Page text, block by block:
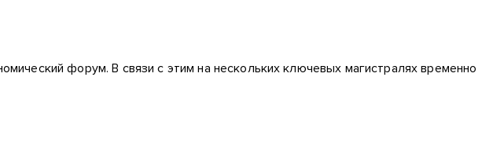
форум. В связи с этим на нескольких ключевых магистралях временно